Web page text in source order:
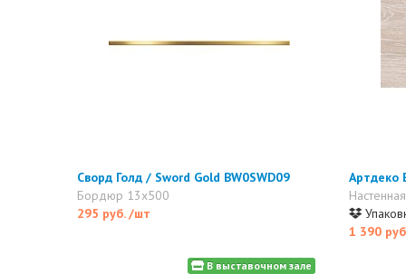
Сворд Голд / Sword Gold BW0SWD09
Бордюр 13x500
295 руб./шт
Артдеко
1 390
В выставочном зале